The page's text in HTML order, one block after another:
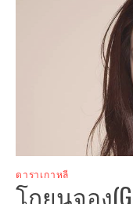
ดาราเกาหลี
โกยุนจอง